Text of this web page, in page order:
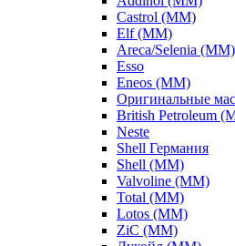
Castrol (ММ)
Elf (ММ)
Areca/Selenia (ММ)
Esso
Eneos (ММ)
Оригинальные
British Petroleum
Neste
Shell Германия
Shell (ММ)
Valvoline (ММ)
Total (ММ)
Lotos (ММ)
ZiC (ММ)